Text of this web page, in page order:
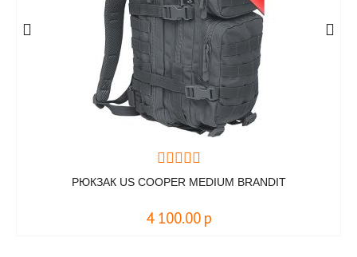
РЮКЗАК US COOPER MEDIUM BRANDIT
4 100.00 р